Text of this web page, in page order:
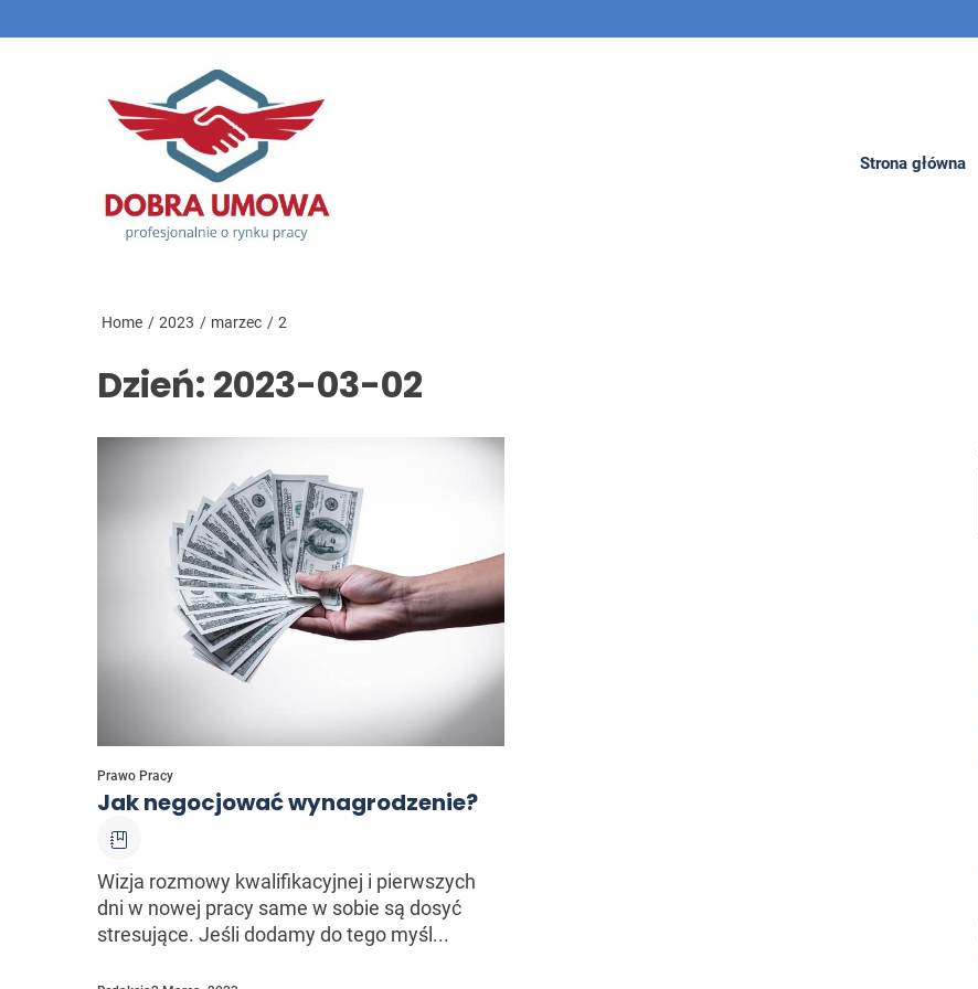
to
Strona główna
Home 2023 marzec 2
Dzień: 2023-03-02
Prawo Pracy
Jak negocjować wynagrodzenie?
Wizja rozmowy kwalifikacyjnej i pierwszych
dni w nowej pracy same w sobie są dosyć
stresujące. Jeśli dodamy do tego myśl...